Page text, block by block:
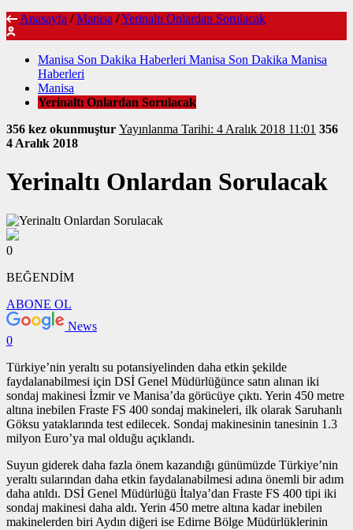
Anasayfa / Manisa /Yerinaltı Onlardan Sorulacak
Manisa Son Dakika Haberleri Manisa Son Dakika Manisa
Haberleri
Manisa
Yerinaltı Onlardan Sorulacak
356 kez okunmuştur Yayınlanma Tarihi: 4 Aralık 2018 11:01 356
4 Aralık 2018
Yerinaltı Onlardan Sorulacak
0
BEĞENDİM
ABONE OL
News
0
Türkiye’nin yeraltı su potansiyelinden daha etkin şekilde
faydalanabilmesi için DSİ Genel Müdürlüğünce satın alınan iki
sondaj makinesi İzmir ve Manisa’da görücüye çıktı. Yerin 450 metre
altına inebilen Fraste FS 400 sondaj makineleri, ilk olarak Saruhanlı
Göksu yataklarında test edilecek. Sondaj makinesinin tanesinin 1.3
milyon Euro’ya mal olduğu açıklandı.
Suyun giderek daha fazla önem kazandığı günümüzde Türkiye’nin
yeraltı sularından daha etkin faydalanabilmesi adına önemli bir adım
daha atıldı. DSİ Genel Müdürlüğü İtalya’dan Fraste FS 400 tipi iki
sondaj makinesi daha aldı. Yerin 450 metre altına kadar inebilen
makinelerden biri Aydın diğeri ise Edirne Bölge Müdürlüklerinin